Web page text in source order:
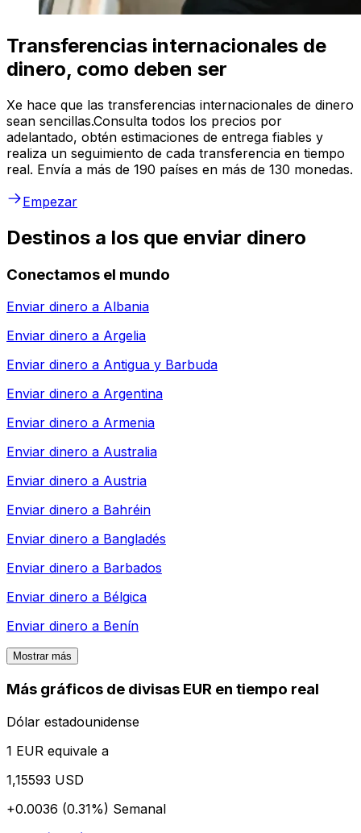
Transferencias internacionales de
dinero, como deben ser
Xe hace que las transferencias internacionales de dinero
sean sencillas.Consulta todos los precios por
adelantado, obtén estimaciones de entrega fiables y
realiza un seguimiento de cada transferencia en tiempo
real. Envía a más de 190 países en más de 130 monedas.
Empezar
Destinos a los que enviar dinero
Conectamos el mundo
Enviar dinero a Albania
Enviar dinero a Argelia
Enviar dinero a Antigua y Barbuda
Enviar dinero a Argentina
Enviar dinero a Armenia
Enviar dinero a Australia
Enviar dinero a Austria
Enviar dinero a Bahréin
Enviar dinero a Bangladés
Enviar dinero a Barbados
Enviar dinero a Bélgica
Enviar dinero a Benín
Mostrar más
Más gráficos de divisas EUR en tiempo real
Dólar estadounidense
1 EUR equivale a
1,15593 USD
+0.0036 (0.31%) Semanal